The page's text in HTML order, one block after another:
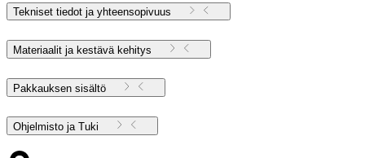
Tekniset tiedot ja yhteensopivuus
Materiaalit ja kestävä kehitys
Pakkauksen sisältö
Ohjelmisto ja Tuki